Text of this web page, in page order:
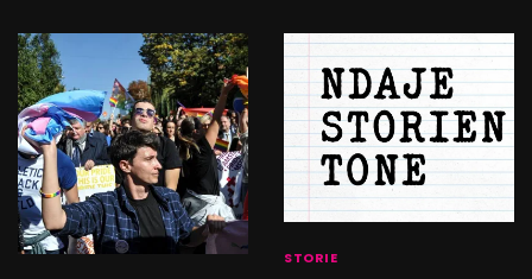
STORIE